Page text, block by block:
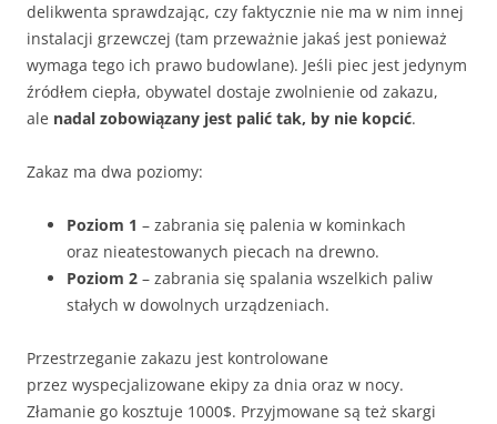
delikwenta sprawdzając, czy faktycznie nie ma w nim innej
instalacji grzewczej (tam przeważnie jakaś jest ponieważ
wymaga tego ich prawo budowlane). Jeśli piec jest jedynym
źródłem ciepła, obywatel dostaje zwolnienie od zakazu,
ale nadal zobowiązany jest palić tak, by nie kopcić.
Zakaz ma dwa poziomy:
Poziom 1 – zabrania się palenia w kominkach
oraz nieatestowanych piecach na drewno.
Poziom 2 – zabrania się spalania wszelkich paliw
stałych w dowolnych urządzeniach.
Przestrzeganie zakazu jest kontrolowane
przez wyspecjalizowane ekipy za dnia oraz w nocy.
Złamanie go kosztuje 1000$. Przyjmowane są też skargi